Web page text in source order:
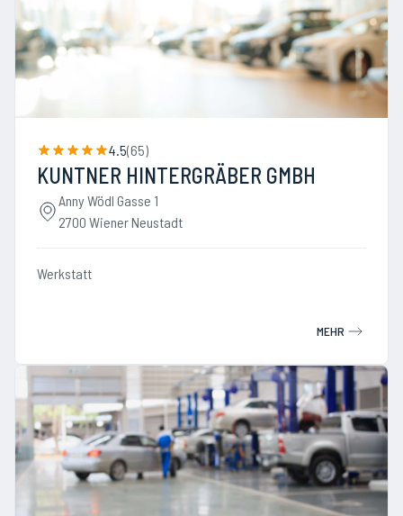
4.5(65)
KUNTNER HINTERGRÄBER GMBH
Anny Wödl Gasse 1
2700 Wiener Neustadt
Werkstatt
MEHR